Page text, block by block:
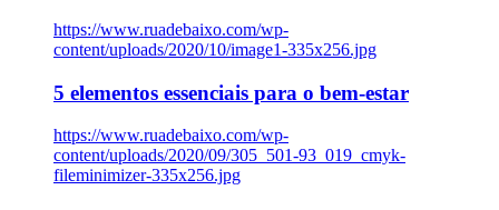
https://www.ruadebaixo.com/wp-
content/uploads/2020/10/image1-335x256.jpg
5 elementos essenciais para o bem-estar
https://www.ruadebaixo.com/wp-
content/uploads/2020/09/305_501-93_019_cmyk-
fileminimizer-335x256.jpg